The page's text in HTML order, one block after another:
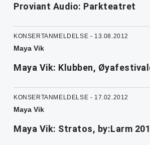
Proviant Audio: Parkteatret
KONSERTANMELDELSE - 13.08.2012
Maya Vik
Maya Vik: Klubben,
KONSERTANMELDELSE - 17.02.2012
Maya Vik
Maya Vik: Stratos, by:Larm